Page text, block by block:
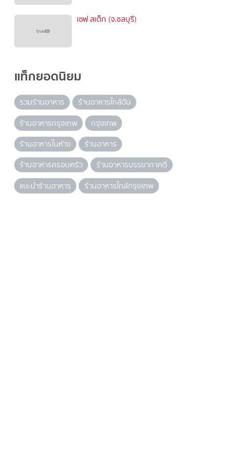
เชฟ สเต็ก (จ.ชลบุรี)
แท็กยอดนิยม
รวมร้านอาหาร
ร้านอาหารใกล้ฉัน
ร้านอาหารกรุงเทพ
กรุงเทพ
ร้านอาหารในห้าง
ร้านอาหาร
ร้านอาหารครอบครัว
ร้านอาหารบรรยากาศดี
แนะนำร้านอาหาร
ร้านอาหารใกล้กรุงเทพ